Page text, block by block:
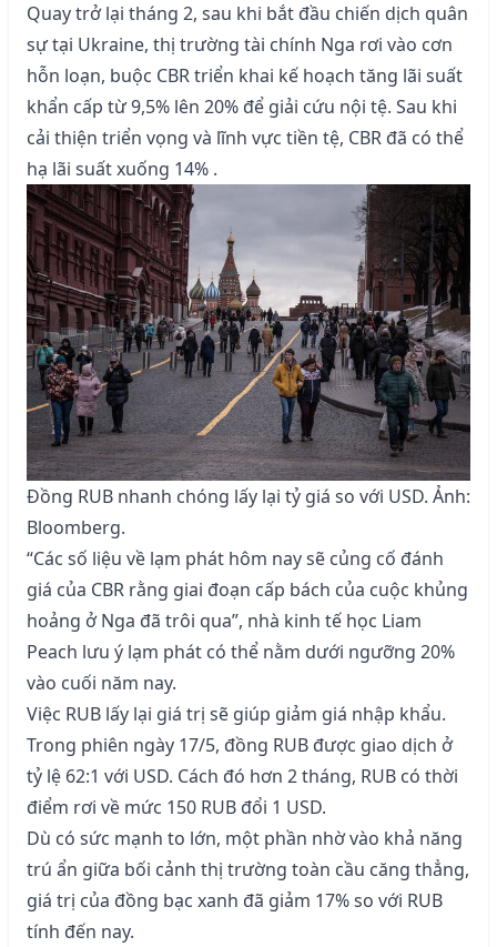
Quay trở lại tháng 2, sau khi bắt đầu chiến dịch quân
sự tại Ukraine, thị trường tài chính Nga rơi vào cơn
hỗn loạn, buộc CBR triển khai kế hoạch tăng lãi suất
khẩn cấp từ 9,5% lên 20% để giải cứu nội tệ. Sau khi
cải thiện triển vọng và lĩnh vực tiền tệ, CBR đã có thể
hạ lãi suất xuống 14% .
Đồng RUB nhanh chóng lấy lại tỷ giá so với USD. Ảnh:
Bloomberg.
“Các số liệu về lạm phát hôm nay sẽ củng cố đánh
giá của CBR rằng giai đoạn cấp bách của cuộc khủng
hoảng ở Nga đã trôi qua”, nhà kinh tế học Liam
Peach lưu ý lạm phát có thể nằm dưới ngưỡng 20%
vào cuối năm nay.
Việc RUB lấy lại giá trị sẽ giúp giảm giá nhập khẩu.
Trong phiên ngày 17/5, đồng RUB được giao dịch ở
tỷ lệ 62:1 với USD. Cách đó hơn 2 tháng, RUB có thời
điểm rơi về mức 150 RUB đổi 1 USD.
Dù có sức mạnh to lớn, một phần nhờ vào khả năng
trú ẩn giữa bối cảnh thị trường toàn cầu căng thẳng,
giá trị của đồng bạc xanh đã giảm 17% so với RUB
tính đến nay.